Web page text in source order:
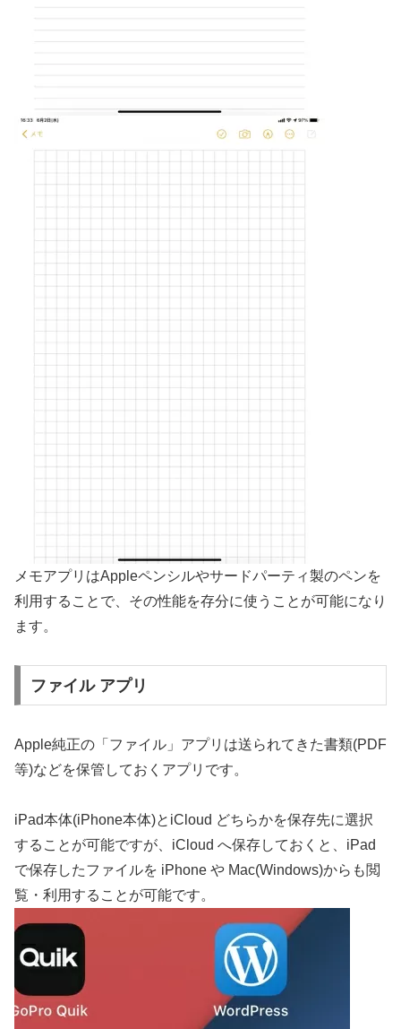
メモアプリはAppleペンシルやサードパーティ製のペンを
利用することで、その性能を存分に使うことが可能になり
ます。
ファイル アプリ
Apple純正の「ファイル」アプリは送られてきた書類(PDF
等)などを保管しておくアプリです。
iPad本体(iPhone本体)とiCloud どちらかを保存先に選択
することが可能ですが、iCloud へ保存しておくと、iPad
で保存したファイルを iPhone や Mac(Windows)からも閲
覧・利用することが可能です。